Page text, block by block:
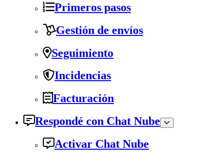
Primeros pasos
Gestión de envíos
Seguimiento
Incidencias
Facturación
Respondé con Chat Nube
Activar Chat Nube